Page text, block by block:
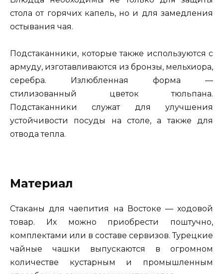
стола от горячих капель, но и для замедления
остывания чая.
Подстаканники, которые также используются с
армуду, изготавливаются из бронзы, мельхиора,
серебра. Излюбленная форма —
стилизованный цветок тюльпана.
Подстаканники служат для улучшения
устойчивости посуды на столе, а также для
отвода тепла.
Материал
Стаканы для чаепития на Востоке — ходовой
товар. Их можно приобрести поштучно,
комплектами или в составе сервизов. Турецкие
чайные чашки выпускаются в огромном
количестве кустарным и промышленным